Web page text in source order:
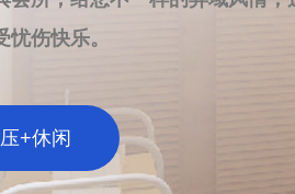
松的场所，不妨尝试长沙雨花
索长沙雨花区极致放松体验